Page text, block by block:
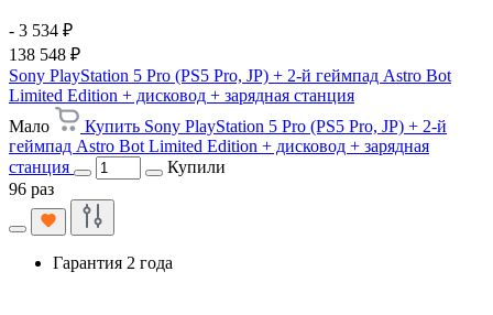
- 3 534 ₽
138 548 ₽
Sony PlayStation 5 Pro (PS5 Pro, JP) + 2-й геймпад Astro Bot
Limited Edition + дисковод + зарядная станция
Мало
Купить Sony PlayStation 5 Pro (PS5 Pro, JP) + 2-й
геймпад Astro Bot Limited Edition + дисковод + зарядная
станция
Купили
96 раз
Гарантия 2 года